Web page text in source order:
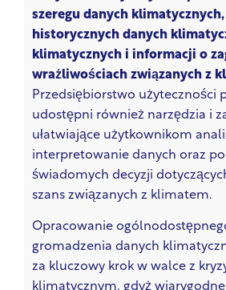
szeregu danych
historycznych danych
klimatycznych i informacji o
wrażliwościach związanych z
Przedsiębiorstwo użyteczności
udostępni również narzędzia i
ułatwiające użytkownikom
interpretowanie danych oraz
świadomych decyzji
szans związanych z klimatem.
Opracowanie
gromadzenia danych
za kluczowy krok w walce z
klimatycznym, gdyż